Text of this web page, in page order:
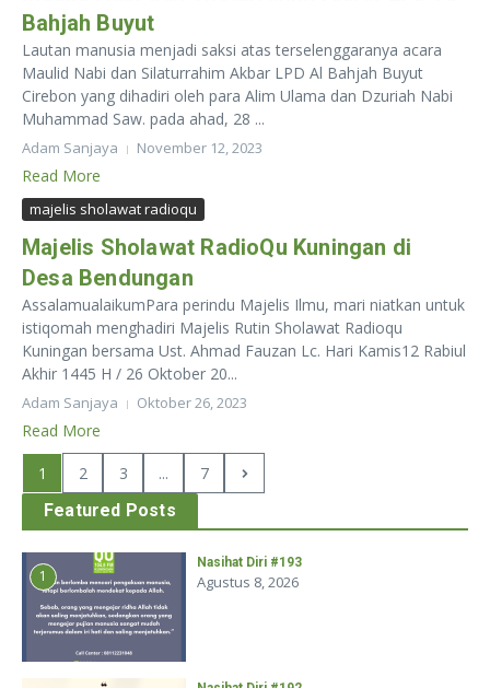
Bahjah Buyut
Lautan manusia menjadi saksi atas terselenggaranya acara
Maulid Nabi dan Silaturrahim Akbar LPD Al Bahjah Buyut
Cirebon yang dihadiri oleh para Alim Ulama dan Dzuriah Nabi
Muhammad Saw. pada ahad, 28 ...
Adam Sanjaya November 12, 2023
Read More
majelis sholawat radioqu
Majelis Sholawat RadioQu Kuningan di
Desa Bendungan
AssalamualaikumPara perindu Majelis Ilmu, mari niatkan untuk
istiqomah menghadiri Majelis Rutin Sholawat Radioqu
Kuningan bersama Ust. Ahmad Fauzan Lc. Hari Kamis12 Rabiul
Akhir 1445 H / 26 Oktober 20...
Adam Sanjaya Oktober 26, 2023
Read More
1 2 3 ...
7
Featured Posts
1
Nasihat Diri #193
Agustus 8, 2026